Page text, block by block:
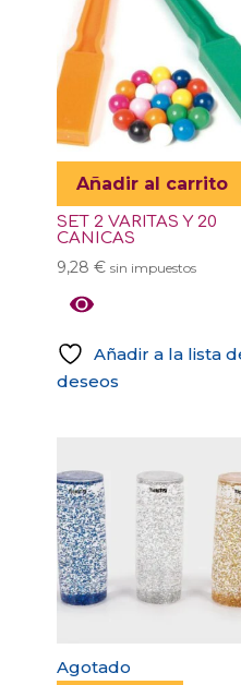
Añadir al carrito
SET 2 VARITAS Y 20
CANICAS
9,28 € sin impuestos
Añadir a la lista
deseos
Agotado